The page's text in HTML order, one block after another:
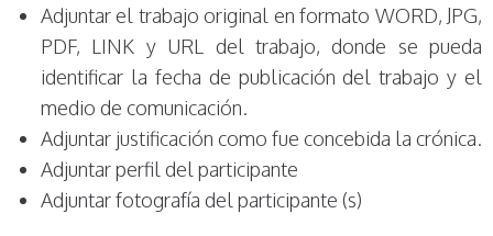
Adjuntar el trabajo original en formato WORD, JPG,
PDF, LINK y URL del trabajo, donde se pueda
identificar la fecha de publicación del trabajo y el
medio de comunicación.
Adjuntar justificación como fue concebida la crónica.
Adjuntar perfil del participante
Adjuntar fotografía del participante (s)